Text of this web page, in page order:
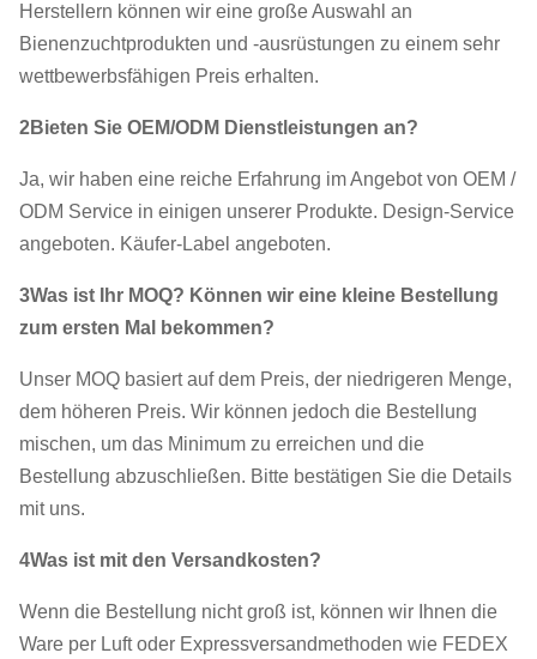
Herstellern können wir eine große Auswahl an
Bienenzuchtprodukten und -ausrüstungen zu einem sehr
wettbewerbsfähigen Preis erhalten.
2Bieten Sie OEM/ODM Dienstleistungen an?
Ja, wir haben eine reiche Erfahrung im Angebot von OEM /
ODM Service in einigen unserer Produkte. Design-Service
angeboten. Käufer-Label angeboten.
3Was ist Ihr MOQ? Können wir eine kleine Bestellung
zum ersten Mal bekommen?
Unser MOQ basiert auf dem Preis, der niedrigeren Menge,
dem höheren Preis. Wir können jedoch die Bestellung
mischen, um das Minimum zu erreichen und die
Bestellung abzuschließen. Bitte bestätigen Sie die Details
mit uns.
4Was ist mit den Versandkosten?
Wenn die Bestellung nicht groß ist, können wir Ihnen die
Ware per Luft oder Expressversandmethoden wie FEDEX